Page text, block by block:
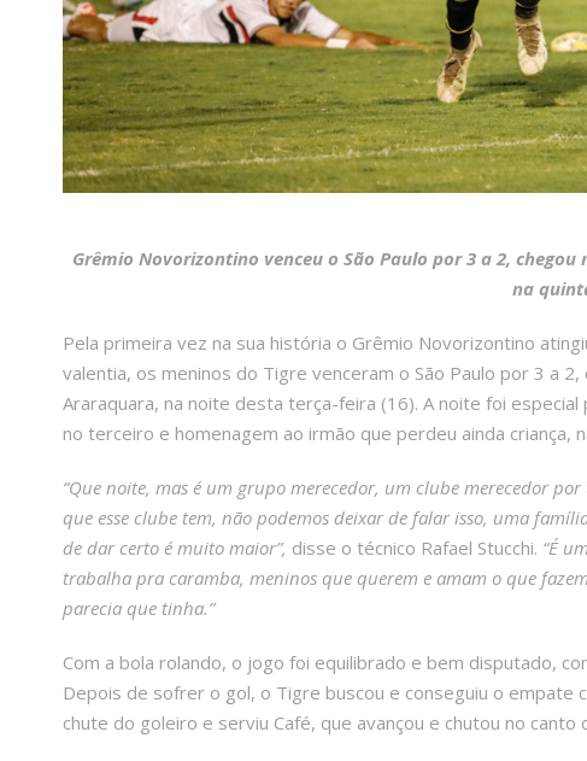
Grêmio Novorizontino venceu o São Paulo por 3 a 2,
na
Pela primeira vez na sua história o Grêmio Novorizontino
valentia, os meninos do Tigre venceram o São Paulo por 3 a
Araraquara, na noite desta terça-feira (16). A noite foi
no terceiro e homenagem ao irmão que perdeu ainda criança,
“Que noite, mas é um grupo merecedor, um clube merecedor
que esse clube tem, não podemos deixar de falar isso, uma
de dar certo é muito maior”, disse o técnico Rafael Stucchi. “É
trabalha pra caramba, meninos que querem e amam o que
parecia que tinha.”
Com a bola rolando, o jogo foi equilibrado e bem disputado,
Depois de sofrer o gol, o Tigre buscou e conseguiu o empate
chute do goleiro e serviu Café, que avançou e chutou no